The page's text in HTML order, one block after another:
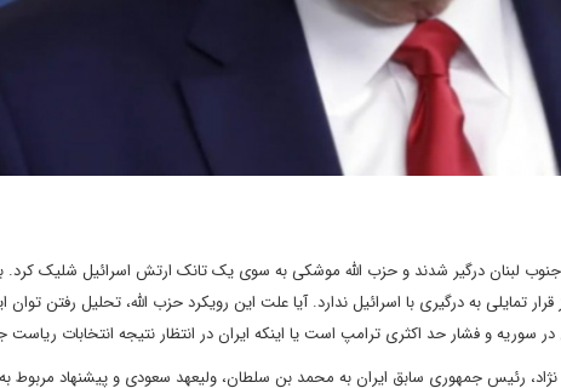
جنوب لبنان درگیر شدند و حزب الله موشکی به سوی یک تانک ارتش اسرائیل شلیک کرد.
تمایلی به درگیری با اسرائیل ندارد. آیا علت این رویکرد حزب الله، تحلیل رفتن توان
در سوریه و فشار حد اکثری ترامپ است یا اینکه ایران در انتظار نتیجه انتخابات
رئیس جمهوری سابق ایران به محمد بن سلطان، ولیعهد سعودی و پیشنهاد مربوط